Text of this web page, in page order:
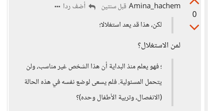
0
Amina_hachem قبل سنتين
أضف ردا
لكن، هذا قد يعد استغلالا؛
لمن الاستغلال؟
؛ فهو يعلم منذ البداية أن هذا الشخص غير مناسب، ولن
يتحمل المسئولية. فلم يسعى لوضع نفسه في هذه الحالة
(الانفصال، وتربية الأطفال وحده)؟